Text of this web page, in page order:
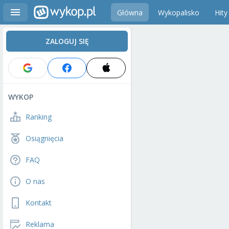
Główna Wykopalisko Hity
ZALOGUJ SIĘ
WYKOP
Ranking
Osiągnięcia
FAQ
O nas
Kontakt
Reklama